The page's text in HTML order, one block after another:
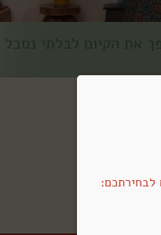
את הקיום לבלתי נסבל
לבחירתכם: